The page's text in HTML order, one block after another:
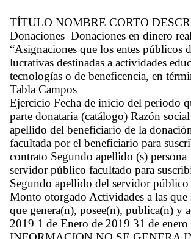
TÍTULO NOMBRE CORTO
Donaciones_Donaciones en dinero
“Asignaciones que los entes públicos
lucrativas destinadas a actividades
tecnologías o de beneficencia, en
Tabla Campos
Ejercicio Fecha de inicio del periodo
parte donataria (catálogo) Razón
apellido del beneficiario de la
facultada por el beneficiario para
contrato Segundo apellido (s)
servidor público facultado para
Segundo apellido del servidor
Monto otorgado Actividades a las
que genera(n), posee(n), publica(n) y
2019 1 de Enero de 2019 31 de